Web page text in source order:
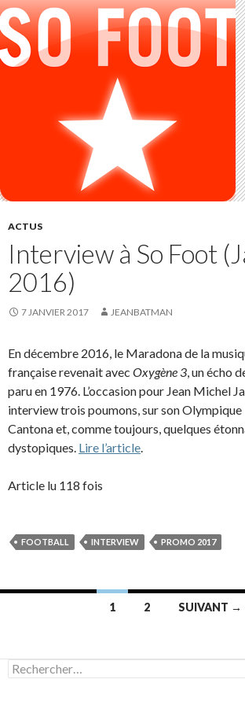
ACTUS
Interview à So Foot
2016)
7 JANVIER 2017 JEANBATMAN
En décembre 2016, le Maradona de la
française revenait avec Oxygène 3, un écho
paru en 1976. L’occasion pour Jean Michel
interview trois poumons, sur son Olympique
Cantona et, comme toujours, quelques
dystopiques. Lire l’article.
Article lu 118 fois
FOOTBALL INTERVIEW PROMO 2017
articles
1 2 SUIVANT →
Rechercher :